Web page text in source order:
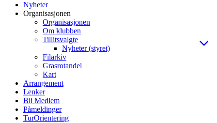
Nyheter
Organisasjonen
Organisasjonen
Om klubben
Tillitsvalgte
Nyheter (styret)
Filarkiv
Grasrotandel
Kart
Arrangement
Lenker
Bli Medlem
Påmeldinger
TurOrientering